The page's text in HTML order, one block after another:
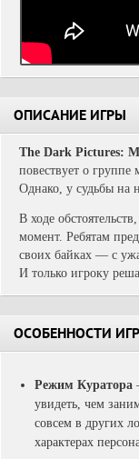
ОПИСАНИЕ ИГРЫ
The Dark Pictures:
повествует о
Однако, у судьбы на
В ходе
момент. Ребятам
своих байках — с
И только игроку
ОСОБЕННОСТИ
Режим Куратора
увидеть, чем
совсем в других
характерах